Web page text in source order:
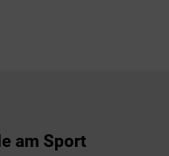
am Sport